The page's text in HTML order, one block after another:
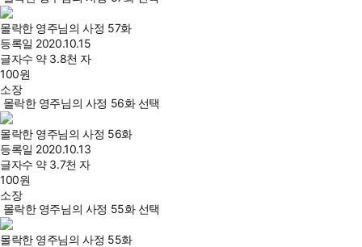
몰락한 영주님의 사정 57화
등록일 2020.10.15
글자수 약 3.8천 자
100원
소장
몰락한 영주님의 사정 56화 선택
몰락한 영주님의 사정 56화
등록일 2020.10.13
글자수 약 3.7천 자
100원
소장
몰락한 영주님의 사정 55화 선택
몰락한 영주님의 사정 55화